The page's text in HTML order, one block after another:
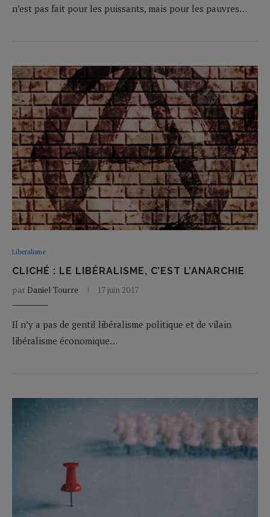
n’est pas fait pour les puissants, mais pour les pauvres…
Liberalisme
CLICHÉ : LE LIBÉRALISME, C’EST L’ANARCHIE
parDaniel Tourre 17 juin 2017
Il n’y a pas de gentil libéralisme politique et de vilain
libéralisme économique…